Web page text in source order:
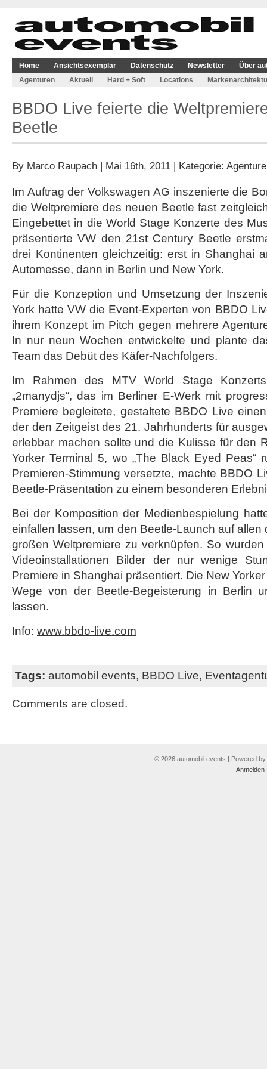
Home Ansichtsexemplar Datenschutz Newsletter
Über
Agenturen
Aktuell Hard + Soft Locations
BBDO Live feierte die
Beetle
By Marco Raupach | Mai 16th, 2011 | Kategorie:
Im Auftrag der Volkswagen AG inszenierte die
die Weltpremiere des neuen Beetle fast
Eingebettet in die World Stage Konzerte des
präsentierte VW den 21st Century Beetle
drei Kontinenten gleichzeitig: erst in Shanghai
Automesse, dann in Berlin und New York.
Für die Konzeption und Umsetzung der
York hatte VW die Event-Experten von BBDO
ihrem Konzept im Pitch gegen mehrere
In nur neun Wochen entwickelte und plante
Team das Debüt des Käfer-Nachfolgers.
Im Rahmen des MTV World Stage
„2manydjs“, das im Berliner E-Werk mit
Premiere begleitete, gestaltete BBDO Live
der den Zeitgeist des 21. Jahrhunderts für
erlebbar machen sollte und die Kulisse für den
Yorker Terminal 5, wo „The Black Eyed Peas“
Premieren-Stimmung versetzte, machte BBDO
Beetle-Präsentation zu einem besonderen
Bei der Komposition der Medienbespielung
einfallen lassen, um den Beetle-Launch auf allen
großen Weltpremiere zu verknüpfen. So
Videoinstallationen Bilder der nur wenige
Premiere in Shanghai präsentiert. Die New
Wege von der Beetle-Begeisterung in Berlin
lassen.
Info: www.bbdo-live.com
Tags: automobil events, BBDO Live,
Comments are closed.
© 2026 automobil events | Powered by
Anmelden|